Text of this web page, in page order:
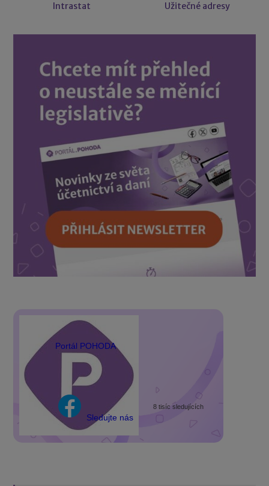
Intrastat Užitečné adresy
Portál POHODA
Sledujte nás
8 tisíc sledujících